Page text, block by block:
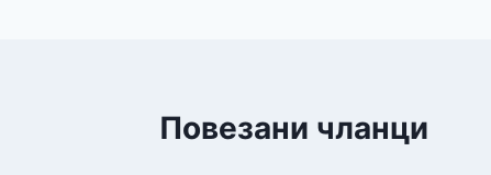
Повезани чланци